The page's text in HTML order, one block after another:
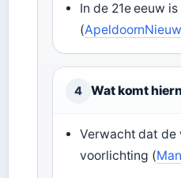
In de 21e eeuw
(
4 Wat komt
Verwacht dat de
voorlichting (